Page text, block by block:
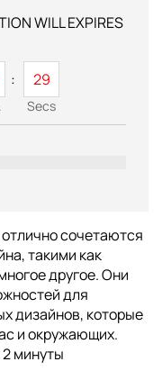
WILL EXPIRES
29
Secs
сочетаются
такими как
другое. Они
для
дизайнов, которые
и окружающих.
минуты